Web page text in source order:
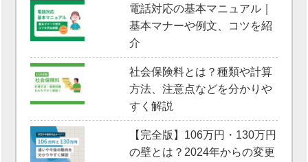
電話対応の基本マニュアル｜
基本マナーや例文、コツを紹
介
社会保険料とは？種類や計算
方法、注意点などを分かりや
すく解説
【完全版】106万円・130万円
の壁とは？2024年からの変更